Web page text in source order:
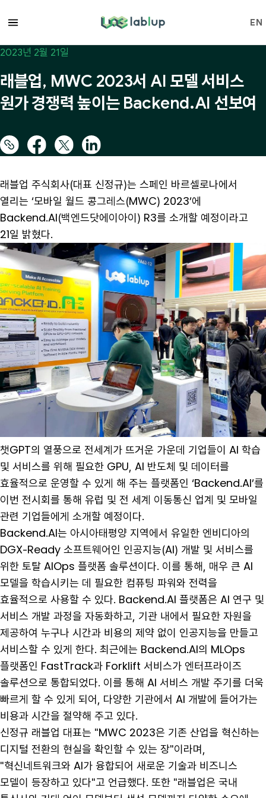
lablup.com EN
2023년 2월 21일
래블업, MWC 2023서 AI 모델 서비스
원가 경쟁력 높이는 Backend.AI 선보여
래블업 주식회사(대표 신정규)는 스페인 바르셀로나에서
열리는 ‘모바일 월드 콩그레스(MWC) 2023’에
Backend.AI(백엔드닷에이아이) R3를 소개할 예정이라고
21일 밝혔다.
챗GPT의 열풍으로 전세계가 뜨거운 가운데 기업들이 AI 학습
및 서비스를 위해 필요한 GPU, AI 반도체 및 데이터를
효율적으로 운영할 수 있게 해 주는 플랫폼인 ‘Backend.AI’를
이번 전시회를 통해 유럽 및 전 세계 이동통신 업계 및 모바일
관련 기업들에게 소개할 예정이다.
Backend.AI는 아시아태평양 지역에서 유일한 엔비디아의
DGX-Ready 소프트웨어인 인공지능(AI) 개발 및 서비스를
위한 토탈 AIOps 플랫폼 솔루션이다. 이를 통해, 매우 큰 AI
모델을 학습시키는 데 필요한 컴퓨팅 파워와 전력을
효율적으로 사용할 수 있다. Backend.AI 플랫폼은 AI 연구 및
서비스 개발 과정을 자동화하고, 기관 내에서 필요한 자원을
제공하여 누구나 시간과 비용의 제약 없이 인공지능을 만들고
서비스할 수 있게 한다. 최근에는 Backend.AI의 MLOps
플랫폼인 FastTrack과 Forklift 서비스가 엔터프라이즈
솔루션으로 통합되었다. 이를 통해 AI 서비스 개발 주기를 더욱
빠르게 할 수 있게 되어, 다양한 기관에서 AI 개발에 들어가는
비용과 시간을 절약해 주고 있다.
신정규 래블업 대표는 "MWC 2023은 기존 산업을 혁신하는
디지털 전환의 현실을 확인할 수 있는 장"이라며,
"혁신네트워크와 AI가 융합되어 새로운 기술과 비즈니스
모델이 등장하고 있다"고 언급했다. 또한 "래블업은 국내